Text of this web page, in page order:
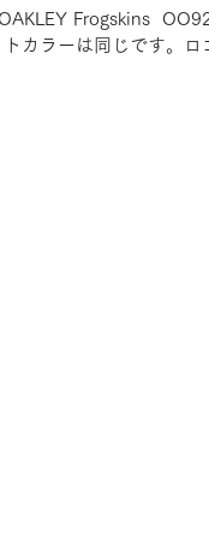
OAKLEY Frogskins
カラーは同じです。ロ